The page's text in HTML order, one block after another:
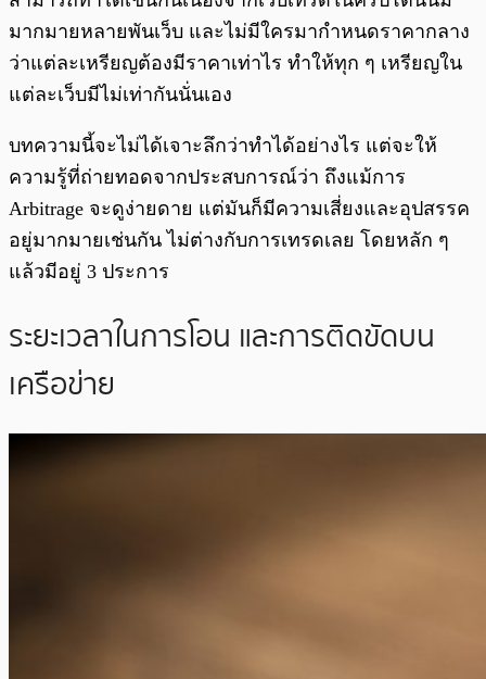
มากมายหลายพันเว็บ และไม่มีใครมากำหนดราคากลาง
ว่าแต่ละเหรียญต้องมีราคาเท่าไร ทำให้ทุก ๆ เหรียญใน
แต่ละเว็บมีไม่เท่ากันนั่นเอง
บทความนี้จะไม่ได้เจาะลึกว่าทำได้อย่างไร แต่จะให้
ความรู้ที่ถ่ายทอดจากประสบการณ์ว่า ถึงแม้การ
Arbitrage จะดูง่ายดาย แต่มันก็มีความเสี่ยงและอุปสรรค
อยู่มากมายเช่นกัน ไม่ต่างกับการเทรดเลย โดยหลัก ๆ
แล้วมีอยู่ 3 ประการ
ระยะเวลาในการโอน และการติดขัดบน
เครือข่าย